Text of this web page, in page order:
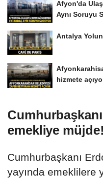
Afyon'da
Aynı Soruyu
Antalya
hizmete
emekliye
Cumhurbaşkanı
yayında emeklilere